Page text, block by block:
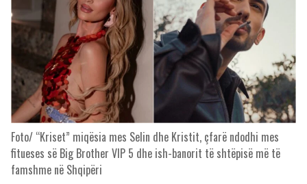
Foto/ “Kriset” miqësia mes Selin dhe Kristit, çfarë ndodhi mes
fitueses së Big Brother VIP 5 dhe ish-banorit të shtëpisë më të
famshme në Shqipëri